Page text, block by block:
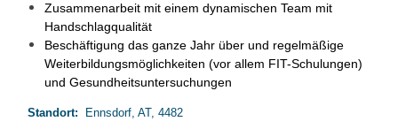
Zusammenarbeit mit einem dynamischen Team mit
Handschlagqualität
Beschäftigung das ganze Jahr über und regelmäßige
Weiterbildungsmöglichkeiten (vor allem FIT-Schulungen)
und Gesundheitsuntersuchungen
Standort: Ennsdorf, AT, 4482